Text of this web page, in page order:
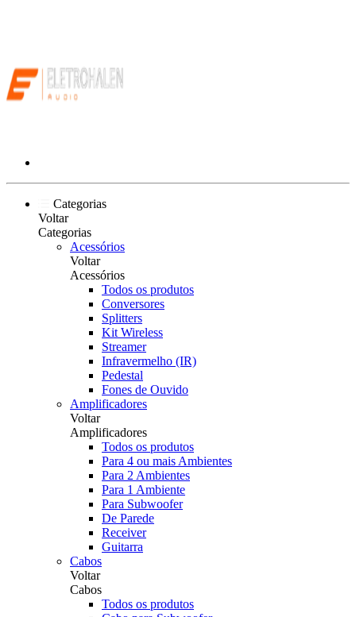
Categorias
Voltar
Categorias
Acessórios
Voltar
Acessórios
Todos os produtos
Conversores
Splitters
Kit Wireless
Streamer
Infravermelho (IR)
Pedestal
Fones de Ouvido
Amplificadores
Voltar
Amplificadores
Todos os produtos
Para 4 ou mais Ambientes
Para 2 Ambientes
Para 1 Ambiente
Para Subwoofer
De Parede
Receiver
Guitarra
Cabos
Voltar
Cabos
Todos os produtos